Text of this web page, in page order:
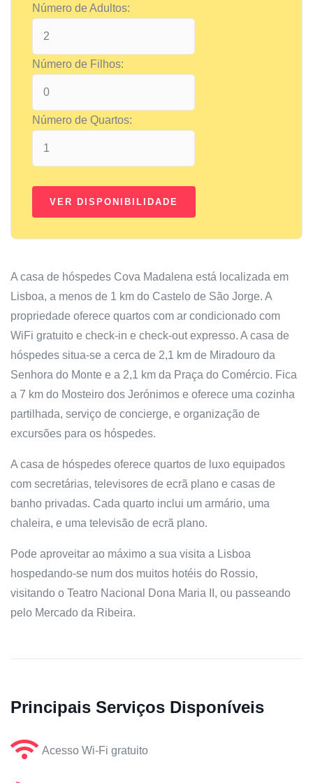
Número de Adultos:
Número de Filhos:
Número de Quartos:
A casa de hóspedes Cova Madalena está localizada em
Lisboa, a menos de 1 km do Castelo de São Jorge. A
propriedade oferece quartos com ar condicionado com
WiFi gratuito e check-in e check-out expresso. A casa de
hóspedes situa-se a cerca de 2,1 km de Miradouro da
Senhora do Monte e a 2,1 km da Praça do Comércio. Fica
a 7 km do Mosteiro dos Jerónimos e oferece uma cozinha
partilhada, serviço de concierge, e organização de
excursões para os hóspedes.
A casa de hóspedes oferece quartos de luxo equipados
com secretárias, televisores de ecrã plano e casas de
banho privadas. Cada quarto inclui um armário, uma
chaleira, e uma televisão de ecrã plano.
Pode aproveitar ao máximo a sua visita a Lisboa
hospedando-se num dos muitos hotéis do Rossio,
visitando o Teatro Nacional Dona Maria II, ou passeando
pelo Mercado da Ribeira.
Principais Serviços Disponíveis
Acesso Wi-Fi gratuito